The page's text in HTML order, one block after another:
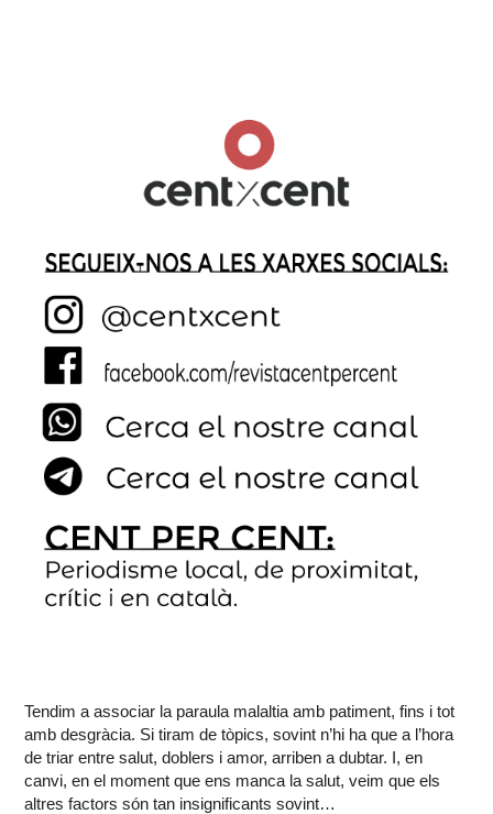
Tendim a associar la paraula malaltia amb patiment, fins i tot
amb desgràcia. Si tiram de tòpics, sovint n’hi ha que a l’hora
de triar entre salut, doblers i amor, arriben a dubtar. I, en
canvi, en el moment que ens manca la salut, veim que els
altres factors són tan insignificants sovint…